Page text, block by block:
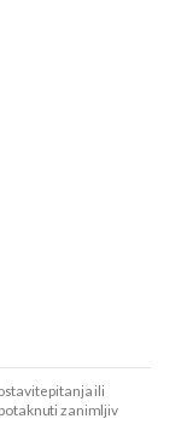
pitanja ili
zanimljiv